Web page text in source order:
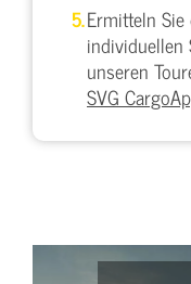
Ermitteln
individuellen
unseren
SVG